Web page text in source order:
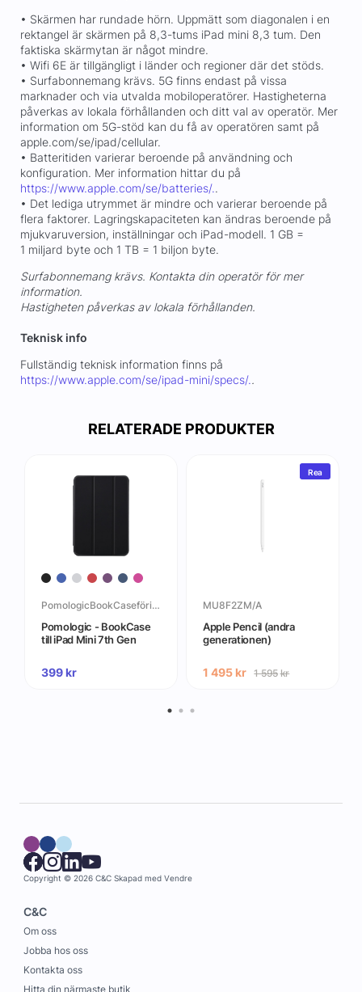
• Skärmen har rundade hörn. Uppmätt som diagonalen i en
rektangel är skärmen på 8,3-tums iPad mini 8,3 tum. Den
faktiska skärmytan är något mindre.
• Wifi 6E är tillgängligt i länder och regioner där det stöds.
• Surfabonnemang krävs. 5G finns endast på vissa
marknader och via utvalda mobiloperatörer. Hastigheterna
påverkas av lokala förhållanden och ditt val av operatör. Mer
information om 5G-stöd kan du få av operatören samt på
apple.com/se/ipad/cellular.
• Batteritiden varierar beroende på användning och
konfiguration. Mer information hittar du på
https://www.apple.com/se/batteries/..
• Det lediga utrymmet är mindre och varierar beroende på
flera faktorer. Lagringskapaciteten kan ändras beroende på
mjukvaruversion, inställningar och iPad-modell. 1 GB =
1 miljard byte och 1 TB = 1 biljon byte.
Surfabonnemang krävs. Kontakta din operatör för mer
information.
Hastigheten påverkas av lokala förhållanden.
Teknisk info
Fullständig teknisk information finns på
https://www.apple.com/se/ipad-mini/specs/. .
RELATERADE PRODUKTER
PomologicBookCaseföriPadMini6thGen
Pomologic - BookCase
till iPad Mini 7th Gen
399kr
Rea
MU8F2ZM/A
Apple Pencil (andra
generationen)
1 495 kr 1 595kr
Copyright © 2026 C&C Skapad med Vendre
C&C
Om oss
Jobba hos oss
Kontakta oss
Hitta din närmaste butik